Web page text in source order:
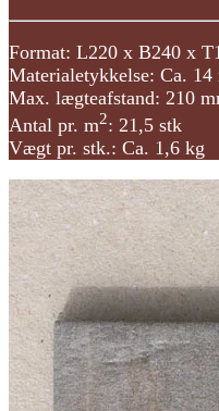
Format: L220 x B240 x
Materialetykkelse: Ca. 14
Max. lægteafstand: 210
Antal pr. m2: 21,5 stk
Vægt pr. stk.: Ca. 1,6 kg